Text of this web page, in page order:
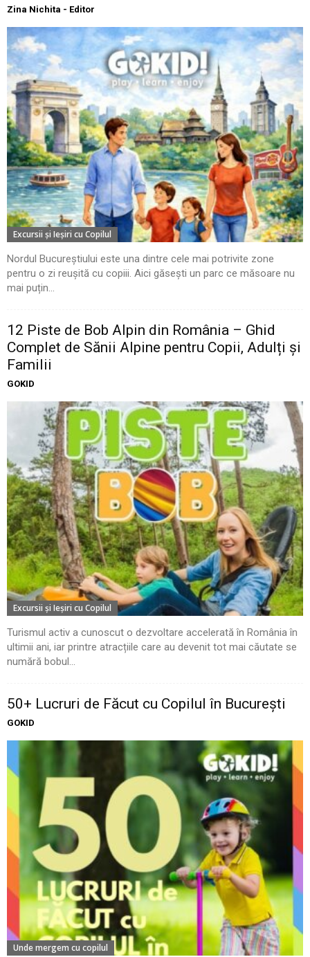
Zina Nichita - Editor
Excursii şi Ieşiri cu Copilul
Nordul Bucureștiului este una dintre cele mai potrivite zone
pentru o zi reușită cu copiii. Aici găsești un parc ce măsoare nu
mai puțin...
12 Piste de Bob Alpin din România – Ghid
Complet de Sănii Alpine pentru Copii, Adulți și
Familii
GOKID
Excursii şi Ieşiri cu Copilul
Turismul activ a cunoscut o dezvoltare accelerată în România în
ultimii ani, iar printre atracțiile care au devenit tot mai căutate se
numără bobul...
50+ Lucruri de Făcut cu Copilul în București
GOKID
Unde mergem cu copilul